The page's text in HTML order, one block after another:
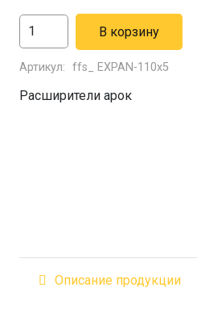
Количество
товара
Расширители
арок
В корзину
Артикул: ffs_ EXPAN-110x5
Расширители арок
Описание продукции